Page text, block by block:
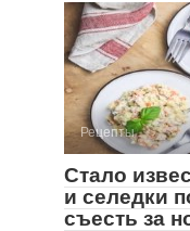
Рецепты
Стало
и селедки
съесть за